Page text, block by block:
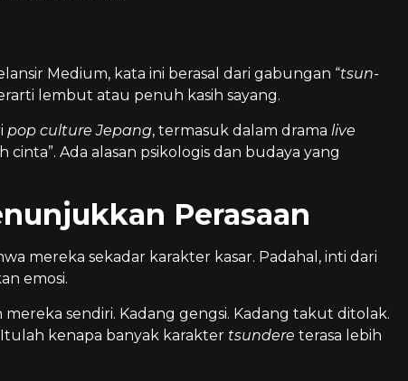
Medium, kata ini berasal dari gabungan “tsun-
lembut atau penuh kasih sayang.
pop culture Jepang, termasuk dalam drama live
Ada alasan psikologis dan budaya yang
Perasaan
mereka sekadar karakter kasar. Padahal, inti dari
emosi.
sendiri. Kadang gengsi. Kadang takut ditolak.
kenapa banyak karakter tsundere terasa lebih